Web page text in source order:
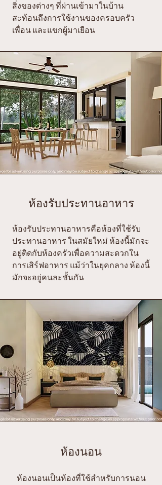
สิ่งของต่างๆ ที่ผ่านเข้ามาในบ้าน
สะท้อนถึงการใช้งานของครอบครัว
เพื่อน และแขกผู้มาเยือน
ห้องรับประทานอาหาร
ห้องรับประทานอาหารคือห้องที่ใช้รับ
ประทานอาหาร ในสมัยใหม่ ห้องนี้มักจะ
อยู่ติดกับห้องครัวเพื่อความสะดวกใน
การเสิร์ฟอาหาร แม้ว่าในยุคกลาง ห้องนี้
มักจะอยู่คนละชั้นกัน
ห้องนอน
ห้องนอนเป็นห้องที่ใช้สำหรับการนอน